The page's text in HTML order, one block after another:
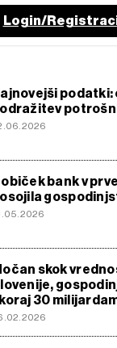
Login/
bank v
skok
30